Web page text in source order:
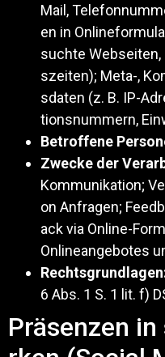
Mail,
en in
suchte
szeiten); Meta-,
sdaten (z. B. IP-
tionsnummern,
Betroffene
Zwecke der
Kommunikation;
on Anfragen;
ack via Online-
Onlineangebotes
6 Abs. 1 S. 1 lit. f)
Präsenzen